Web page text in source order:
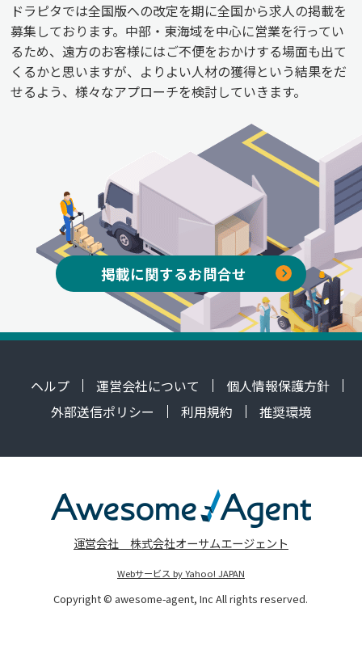
ドラピタでは全国版への改定を期に全国から求人の掲載を
募集しております。中部・東海域を中心に営業を行ってい
るため、遠方のお客様にはご不便をおかけする場面も出て
くるかと思いますが、よりよい人材の獲得という結果をだ
せるよう、様々なアプローチを検討していきます。
掲載に関するお問合せ
ヘルプ 運営会社について
個人情報保護方針
外部送信ポリシー
利用規約 推奨環境
運営会社 株式会社オーサムエージェント
Webサービス by Yahoo! JAPAN
Copyright © awesome-agent, Inc All rights reserved.